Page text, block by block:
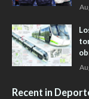
Recent in